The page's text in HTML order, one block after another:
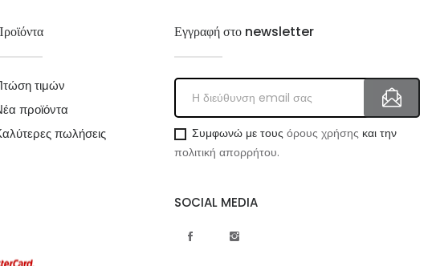
τιμών
προϊόντα
πωλήσεις
Εγγραφή στο newsletter
Συμφωνώ με τους όρους χρήσηςκαι την
πολιτική απορρήτου.
SOCIAL MEDIA